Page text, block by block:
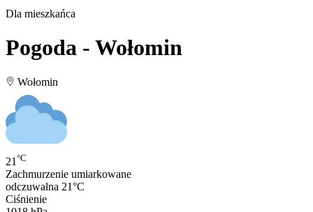
Dla mieszkańca
Pogoda - Wołomin
Wołomin
21 °C
Zachmurzenie umiarkowane
odczuwalna 21°C
Ciśnienie